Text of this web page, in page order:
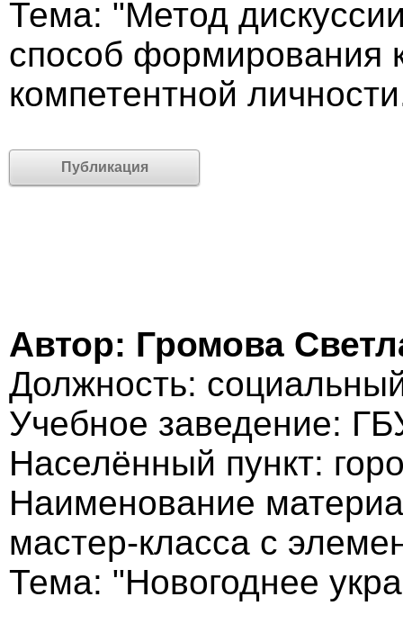
Тема: "Метод
способ формирования
компетентной
Публикация
Автор: Громова
Должность:
Учебное заведение:
Населённый пункт:
Наименование
мастер-класса с
Тема: "Новогоднее